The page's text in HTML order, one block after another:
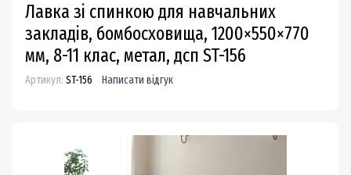
Лавка зі спинкою для навчальних
закладів, бомбоcховища, 1200×550×770
мм, 8-11 клас, метал, дсп ST-156
Артикул: ST-156 Написати відгук